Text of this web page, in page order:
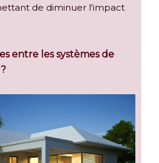
de diminuer l'impact
entre les systèmes de